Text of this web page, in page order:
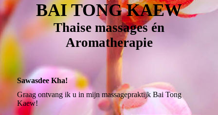
BAI TONG KAEW
Thaise massages én
Aromatherapie
Sawasdee Kha!
Graag ontvang ik u in mijn massagepraktijk Bai Tong
Kaew!